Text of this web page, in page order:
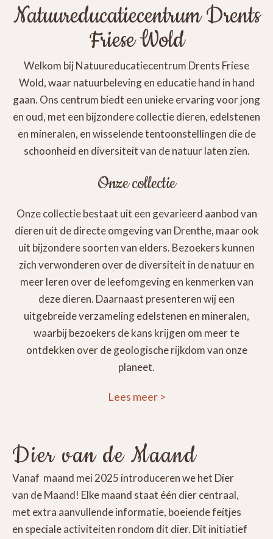
Natuureducatiecentrum Drents
Friese Wold
Welkom bij Natuureducatiecentrum Drents Friese
Wold, waar natuurbeleving en educatie hand in hand
gaan. Ons centrum biedt een unieke ervaring voor jong
en oud, met een bijzondere collectie dieren, edelstenen
en mineralen, en wisselende tentoonstellingen die de
schoonheid en diversiteit van de natuur laten zien.
Onze collectie
Onze collectie bestaat uit een gevarieerd aanbod van
dieren uit de directe omgeving van Drenthe, maar ook
uit bijzondere soorten van elders. Bezoekers kunnen
zich verwonderen over de diversiteit in de natuur en
meer leren over de leefomgeving en kenmerken van
deze dieren. Daarnaast presenteren wij een
uitgebreide verzameling edelstenen en mineralen,
waarbij bezoekers de kans krijgen om meer te
ontdekken over de geologische rijkdom van onze
planeet.
Lees meer >
Dier van de Maand
Vanaf maand mei 2025 introduceren we het Dier
van de Maand! Elke maand staat één dier centraal,
met extra aanvullende informatie, boeiende feitjes
en speciale activiteiten rondom dit dier. Dit initiatief